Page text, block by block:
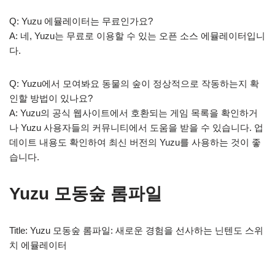
Q: Yuzu 에뮬레이터는 무료인가요?
A: 네, Yuzu는 무료로 이용할 수 있는 오픈 소스 에뮬레이터입니
다.
Q: Yuzu에서 모여봐요 동물의 숲이 정상적으로 작동하는지 확
인할 방법이 있나요?
A: Yuzu의 공식 웹사이트에서 호환되는 게임 목록을 확인하거
나 Yuzu 사용자들의 커뮤니티에서 도움을 받을 수 있습니다. 업
데이트 내용도 확인하여 최신 버전의 Yuzu를 사용하는 것이 좋
습니다.
Yuzu 모동숲 롬파일
Title: Yuzu 모동숲 롬파일: 새로운 경험을 선사하는 닌텐도 스위
치 에뮬레이터